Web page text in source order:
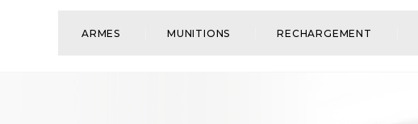
ARMES MUNITIONS RECHARGEMENT